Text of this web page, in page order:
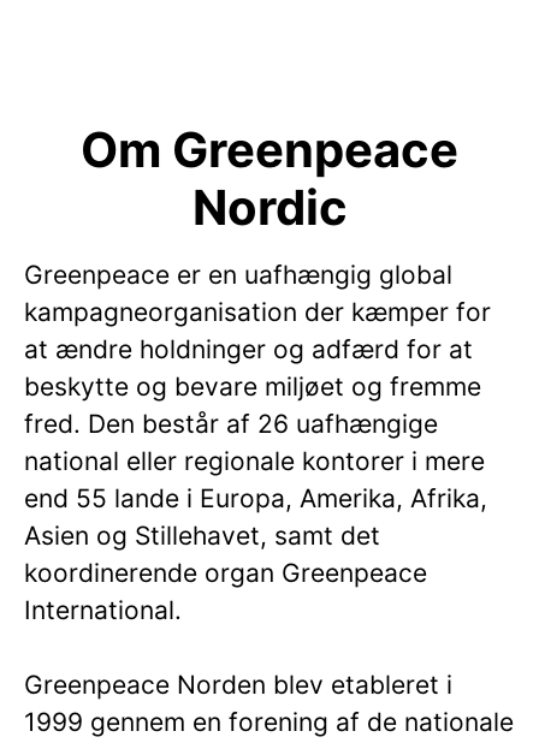
Om Greenpeace
Nordic
Greenpeace er en uafhængig global
kampagneorganisation der kæmper for
at ændre holdninger og adfærd for at
beskytte og bevare miljøet og fremme
fred. Den består af 26 uafhængige
national eller regionale kontorer i mere
end 55 lande i Europa, Amerika, Afrika,
Asien og Stillehavet, samt det
koordinerende organ Greenpeace
International.
Greenpeace Norden blev etableret i
1999 gennem en forening af de nationale